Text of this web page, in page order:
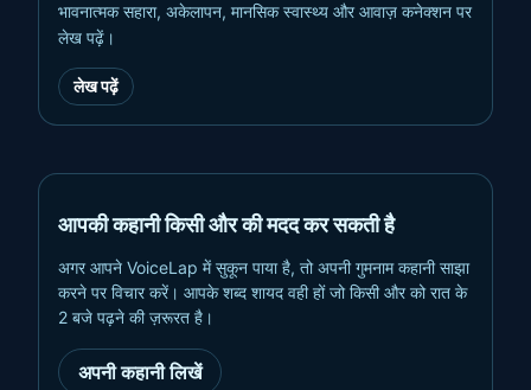
भावनात्मक सहारा, अकेलापन, मानसिक स्वास्थ्य और आवाज़ कनेक्शन पर
लेख पढ़ें।
लेख पढ़ें
आपकी कहानी किसी और की मदद कर सकती है
अगर आपने VoiceLap में सुकून पाया है, तो अपनी गुमनाम कहानी साझा
करने पर विचार करें। आपके शब्द शायद वही हों जो किसी और को रात के
2 बजे पढ़ने की ज़रूरत है।
अपनी कहानी लिखें